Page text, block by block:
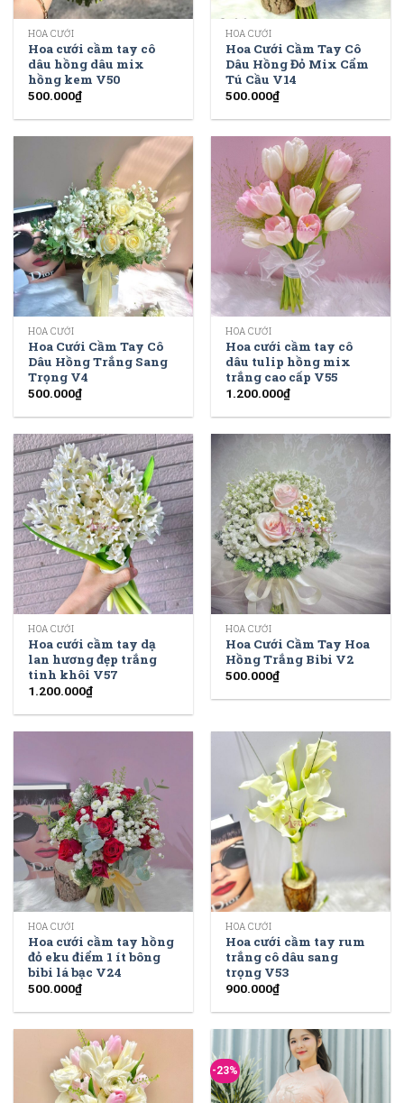
HOA CƯỚI
Hoa cưới cầm tay cô
dâu hồng dâu mix
hồng kem V50
500.000₫
HOA CƯỚI
Hoa Cưới Cầm Tay Cô
Dâu Hồng Đỏ Mix Cẩm
Tú Cầu V14
500.000₫
HOA CƯỚI
Hoa Cưới Cầm Tay Cô
Dâu Hồng Trắng Sang
Trọng V4
500.000₫
HOA CƯỚI
Hoa cưới cầm tay cô
dâu tulip hồng mix
trắng cao cấp V55
1.200.000₫
HOA CƯỚI
Hoa cưới cầm tay dạ
lan hương đẹp trắng
tinh khôi V57
1.200.000₫
HOA CƯỚI
Hoa Cưới Cầm Tay Hoa
Hồng Trắng Bibi V2
500.000₫
HOA CƯỚI
Hoa cưới cầm tay hồng
đỏ eku điểm 1 ít bông
bibi lá bạc V24
500.000₫
HOA CƯỚI
Hoa cưới cầm tay rum
trắng cô dâu sang
trọng V53
900.000₫
-23%